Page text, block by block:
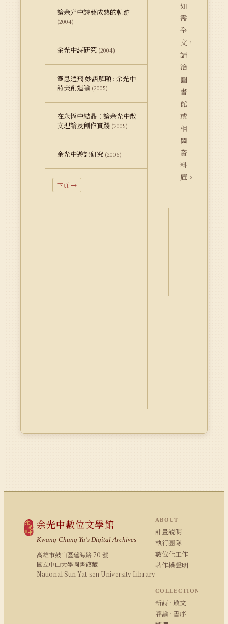
論余光中詩藝成熟的軌跡
(2004)
余光中詩研究 (2004)
靈思遄飛 妙語解頤 : 余光中
詩美創造論 (2005)
在永恆中結晶：論余光中散
文理論及創作實踐 (2005)
余光中遊記研究 (2006)
下頁 →
如
需
全
文，
請
洽
圖
書
館
或
相
關
資
料
庫。
余光中數位文學館
Kwang-Chung Yu's Digital Archives
高雄市鼓山區蓮海路 70 號
國立中山大學圖書館藏
National Sun Yat-sen University Library
ABOUT
計畫說明
執行團隊
數位化工作
著作權聲明
COLLECTION
新詩 · 散文
評論 · 書序